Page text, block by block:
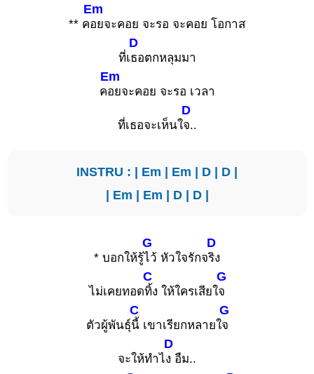
** ค
Em
อยจะคอย จะรอ จะคอย โอกาส
ที่เ
D
ธอตกหลุมมา
ค
Em
อยจะคอย จะรอ เวลา
ที่เธอจะเห็นใ
D
จ..
INSTRU : | Em | Em | D | D |
| Em | Em | D| D|
* บอกให้รู้
G
ไว้ หัวใจรักจ
D
ริง
ไม่เคยทอด
C
ทิ้ง ให้ใครเสียใ
G
จ
ตัวผู้พันธุ์
C
นี้ เขาเรียกหลายใ
G
จ
จะให้ทำไ
D
ง อืม..